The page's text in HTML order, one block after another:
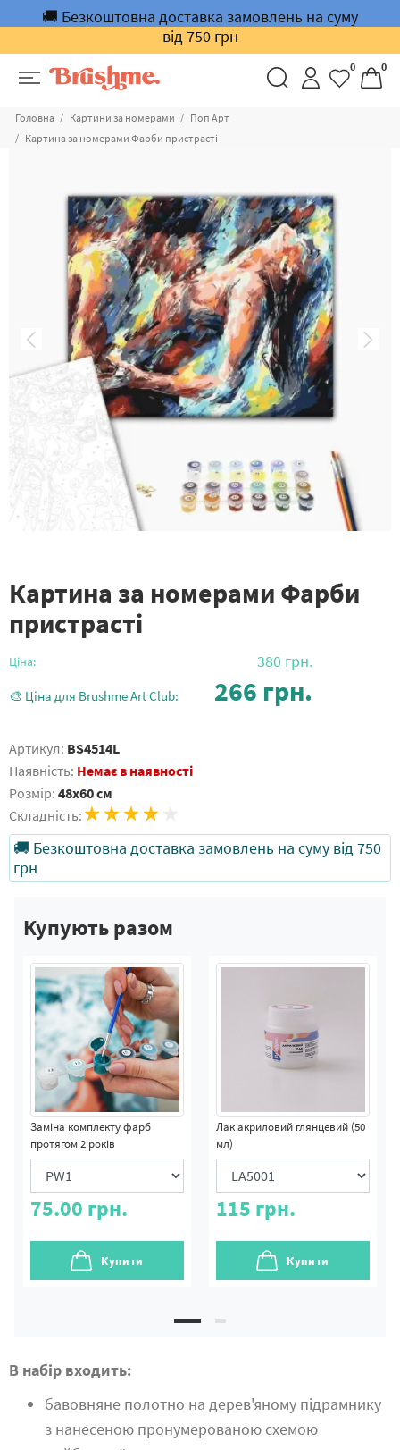
🚚 Безкоштовна доставка замовлень на суму
від 750 грн
0 0
Головна Картини за номерами
Поп Арт
Картина за номерами Фарби пристрасті
Картина за номерами Фарби
пристрасті
Ціна: 380 грн.
🎨 Ціна для Brushme Art Club: 266 грн.
Артикул: BS4514L
Наявність: Немає в наявності
Розмір: 48x60 см
Складність:
🚚 Безкоштовна доставка замовлень на суму від 750
грн
Купують разом
Заміна комплекту фарб
протягом 2 років
75.00 грн.
Купити
Лак акриловий глянцевий (50
мл)
115 грн.
Купити
В набір входить:
бавовняне полотно на дерев'яному підрамнику
з нанесеною пронумерованою схемою